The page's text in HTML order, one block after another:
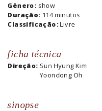
Gênero: show
Duração: 114 minutos
Classificação:Livre
ficha técnica
Direção: Sun Hyung Kim
Yoondong Oh
sinopse